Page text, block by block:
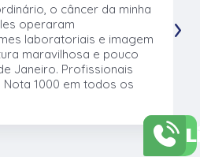
o câncer da minha
operaram
laboratoriais e imagem
maravilhosa e pouco
Janeiro. Profissionais
1000 em todos os
›